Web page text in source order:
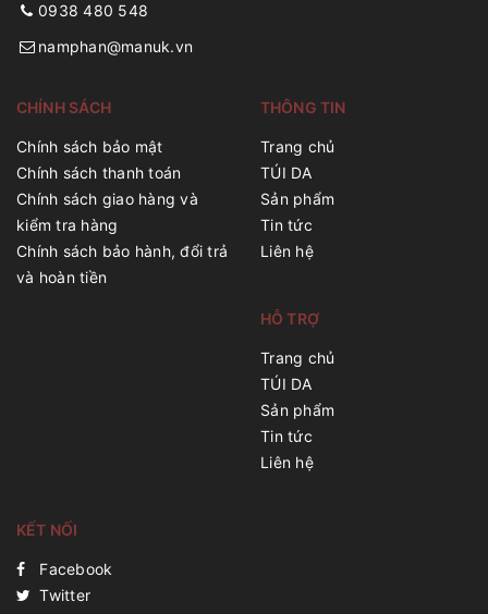
0938 480 548
namphan@manuk.vn
CHÍNH SÁCH
Chính sách bảo mật
Chính sách thanh toán
Chính sách giao hàng và
kiểm tra hàng
Chính sách bảo hành, đổi trả
và hoàn tiền
THÔNG TIN
Trang chủ
TÚI DA
Sản phẩm
Tin tức
Liên hệ
HỖ TRỢ
Trang chủ
TÚI DA
Sản phẩm
Tin tức
Liên hệ
KẾT NỐI
Facebook
Twitter